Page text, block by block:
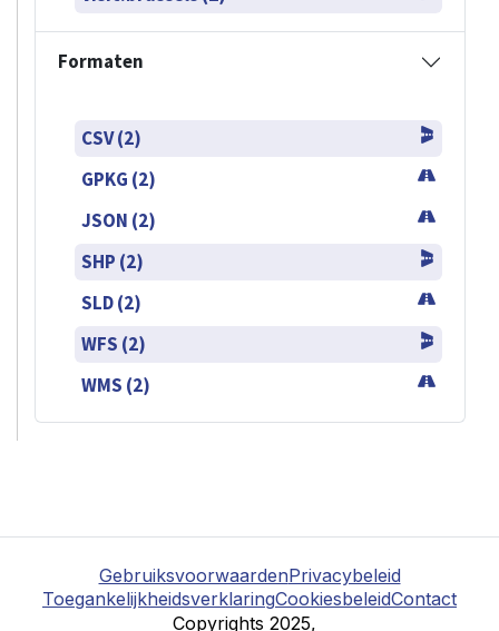
Formaten
CSV (2)
GPKG (2)
JSON (2)
SHP (2)
SLD (2)
WFS (2)
WMS (2)
GebruiksvoorwaardenPrivacybeleid
ToegankelijkheidsverklaringCookiesbeleidContact
Copyrights 2025,